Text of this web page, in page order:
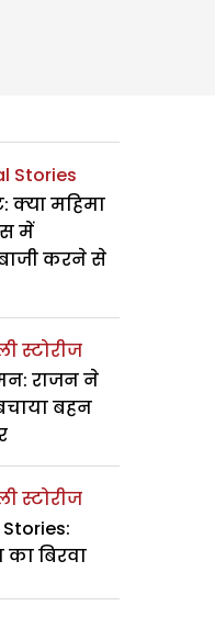
Stories
क्या महिमा
में
करने से
स्टोरीज
राजन ने
बहन
स्टोरीज
बिरवा